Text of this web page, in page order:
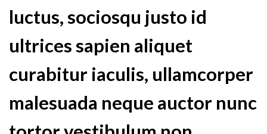
luctus, sociosqu justo id
ultrices sapien aliquet
curabitur iaculis, ullamcorper
malesuada neque auctor nunc